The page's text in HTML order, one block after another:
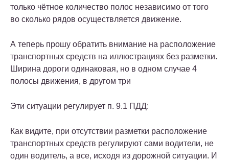
только чётное количество полос независимо от того
во сколько рядов осуществляется движение.
А теперь прошу обратить внимание на расположение
транспортных средств на иллюстрациях без разметки.
Ширина дороги одинаковая, но в одном случае 4
полосы движения, в другом три
Эти ситуации регулирует п. 9.1 ПДД:
Как видите, при отсутствии разметки расположение
транспортных средств регулируют сами водители, не
один водитель, а все, исходя из дорожной ситуации. И